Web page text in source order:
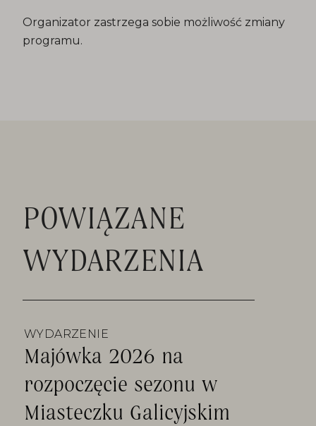
Organizator zastrzega sobie możliwość zmiany
programu.
POWIĄZANE
WYDARZENIA
WYDARZENIE
Majówka 2026 na
rozpoczęcie sezonu w
Miasteczku Galicyjskim